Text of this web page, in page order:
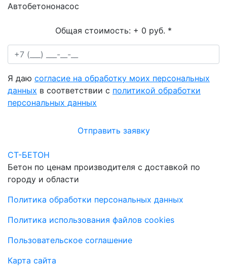
Автобетононасос
Общая стоимость: + 0 руб. *
Я даю согласие на обработку моих персональных
данных в соответствии с политикой обработки
персональных данных
Отправить заявку
СТ-БЕТОН
Бетон по ценам производителя с доставкой по
городу и области
Политика обработки персональных данных
Политика использования файлов cookies
Пользовательское соглашение
Карта сайта